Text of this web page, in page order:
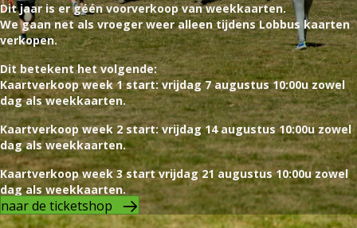
Dit jaar is er géén voorverkoop van weekkaarten.
We gaan net als vroeger weer alleen tijdens Lobbus kaarten
verkopen.
Dit betekent het volgende:
Kaartverkoop week 1 start: vrijdag 7 augustus 10:00u zowel
dag als weekkaarten.
Kaartverkoop week 2 start: vrijdag 14 augustus 10:00u zowel
dag als weekkaarten.
Kaartverkoop week 3 start vrijdag 21 augustus 10:00u zowel
dag als weekkaarten.
naar de ticketshop